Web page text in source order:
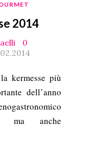
2014
0
kermesse più
dell’anno
ma anche